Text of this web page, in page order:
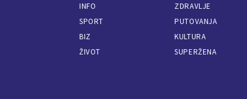
INFO
SPORT
BIZ
ŽIVOT
ZDRAVLJE
PUTOVANJA
KULTURA
SUPERŽENA